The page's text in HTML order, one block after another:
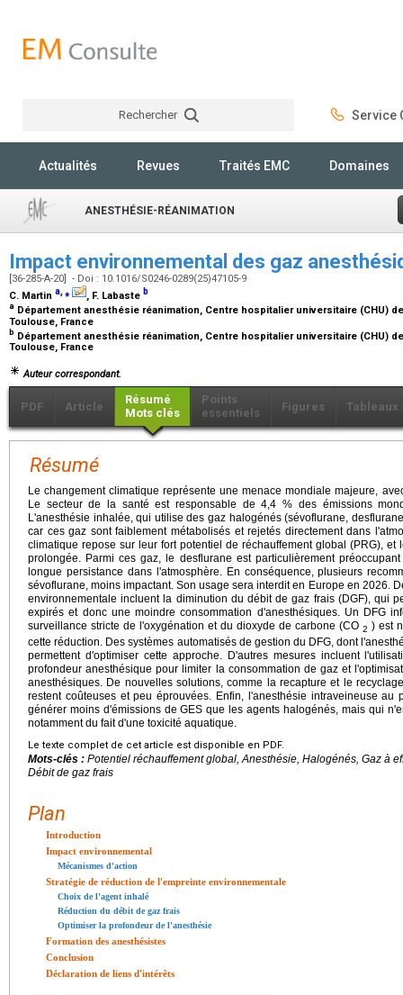
Rechercher Service
Actualités Revues Traités EMC Domaines
ANESTHÉSIE-RÉANIMATION
Impact environnemental des gaz
[36-285-A-20] - Doi : 10.1016/S0246-0289(25)47105-9
C. Martin a,⁎ , F. Labaste b
a Département anesthésie réanimation, Centre hospitalier universitaire (CHU)
Toulouse, France
b Département anesthésie réanimation, Centre hospitalier universitaire (CHU)
Toulouse, France
Auteur correspondant.
PDF Article
Résumé
Mots clés
Points
essentiels
Figures Tableaux
Résumé
Le changement climatique représente une menace mondiale majeure,
Le secteur de la santé est responsable de 4,4 % des émissions
L'anesthésie inhalée, qui utilise des gaz halogénés (sévoflurane,
car ces gaz sont faiblement métabolisés et rejetés directement dans
climatique repose sur leur fort potentiel de réchauffement global (PRG),
prolongée. Parmi ces gaz, le desflurane est particulièrement
longue persistance dans l'atmosphère. En conséquence, plusieurs
sévoflurane, moins impactant. Son usage sera interdit en Europe en 2026.
environnementale incluent la diminution du débit de gaz frais (DGF), qui
expirés et donc une moindre consommation d'anesthésiques. Un DFG
surveillance stricte de l'oxygénation et du dioxyde de carbone (CO 2 ) est
cette réduction. Des systèmes automatisés de gestion du DFG, dont
permettent d'optimiser cette approche. D'autres mesures incluent
profondeur anesthésique pour limiter la consommation de gaz et
anesthésiques. De nouvelles solutions, comme la recapture et le
restent coûteuses et peu éprouvées. Enfin, l'anesthésie intraveineuse au
générer moins d'émissions de GES que les agents halogénés, mais qui
notamment du fait d'une toxicité aquatique.
Le texte complet de cet article est disponible en PDF.
Mots-clés : Potentiel réchauffement global, Anesthésie, Halogénés, Gaz à
Débit de gaz frais
Plan
Introduction
Impact environnemental
Mécanismes d'action
Stratégie de réduction de l'empreinte environnementale
Choix de l'agent inhalé
Réduction du débit de gaz frais
Optimiser la profondeur de l'anesthésie
Formation des anesthésistes
Conclusion
Déclaration de liens d'intérêts